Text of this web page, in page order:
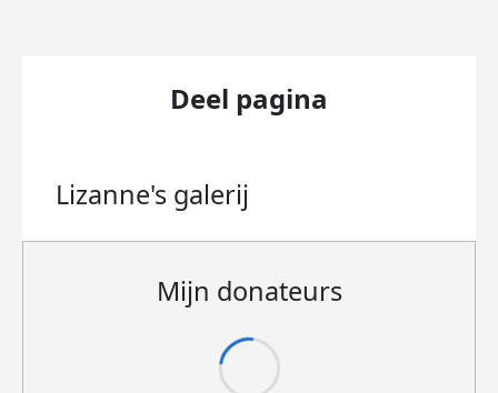
Deel pagina
Lizanne's galerij
Mijn donateurs